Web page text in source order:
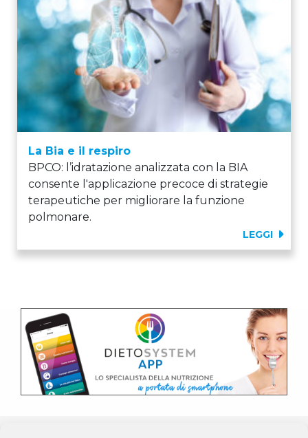
La Bia e il respiro
BPCO: l’idratazione analizzata con la BIA
consente l'applicazione precoce di strategie
terapeutiche per migliorare la funzione
polmonare.
LEGGI